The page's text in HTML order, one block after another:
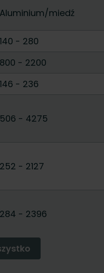
Aluminium/miedź
140 - 280
800 - 2200
146 - 236
506 - 4275
252 - 2127
284 - 2396